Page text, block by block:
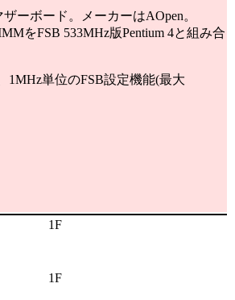
ーボード。メーカーはAOpen。
をFSB 533MHz版Pentium 4と組み合
単位のFSB設定機能(最大
1F
1F